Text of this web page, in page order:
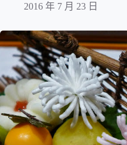
2016 年 7 月 23 日